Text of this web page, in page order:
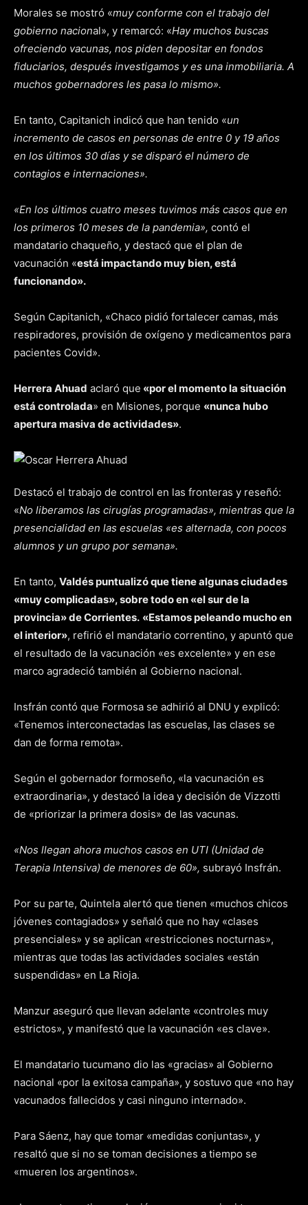
Morales se mostró «muy conforme con el trabajo del
gobierno nacional», y remarcó: «Hay muchos buscas
ofreciendo vacunas, nos piden depositar en fondos
fiduciarios, después investigamos y es una inmobiliaria. A
muchos gobernadores les pasa lo mismo».
En tanto, Capitanich indicó que han tenido «un
incremento de casos en personas de entre 0 y 19 años
en los últimos 30 días y se disparó el número de
contagios e internaciones».
«En los últimos cuatro meses tuvimos más casos que en
los primeros 10 meses de la pandemia», contó el
mandatario chaqueño, y destacó que el plan de
vacunación «está impactando muy bien, está
funcionando».
Según Capitanich, «Chaco pidió fortalecer camas, más
respiradores, provisión de oxígeno y medicamentos para
pacientes Covid».
Herrera Ahuad aclaró que «por el momento la situación
está controlada» en Misiones, porque «nunca hubo
apertura masiva de actividades».
Destacó el trabajo de control en las fronteras y reseñó:
«No liberamos las cirugías programadas», mientras que la
presencialidad en las escuelas «es alternada, con pocos
alumnos y un grupo por semana».
En tanto, Valdés puntualizó que tiene algunas ciudades
«muy complicadas», sobre todo en «el sur de la
provincia» de Corrientes. «Estamos peleando mucho en
el interior», refirió el mandatario correntino, y apuntó que
el resultado de la vacunación «es excelente» y en ese
marco agradeció también al Gobierno nacional.
Insfrán contó que Formosa se adhirió al DNU y explicó:
«Tenemos interconectadas las escuelas, las clases se
dan de forma remota».
Según el gobernador formoseño, «la vacunación es
extraordinaria», y destacó la idea y decisión de Vizzotti
de «priorizar la primera dosis» de las vacunas.
«Nos llegan ahora muchos casos en UTI (Unidad de
Terapia Intensiva) de menores de 60», subrayó Insfrán.
Por su parte, Quintela alertó que tienen «muchos chicos
jóvenes contagiados» y señaló que no hay «clases
presenciales» y se aplican «restricciones nocturnas»,
mientras que todas las actividades sociales «están
suspendidas» en La Rioja.
Manzur aseguró que llevan adelante «controles muy
estrictos», y manifestó que la vacunación «es clave».
El mandatario tucumano dio las «gracias» al Gobierno
nacional «por la exitosa campaña», y sostuvo que «no hay
vacunados fallecidos y casi ninguno internado».
Para Sáenz, hay que tomar «medidas conjuntas», y
resaltó que si no se toman decisiones a tiempo se
«mueren los argentinos».